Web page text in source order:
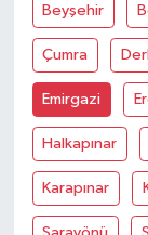
Beyşehir
Çumra
Emirgazi
Halkapınar
Karapınar